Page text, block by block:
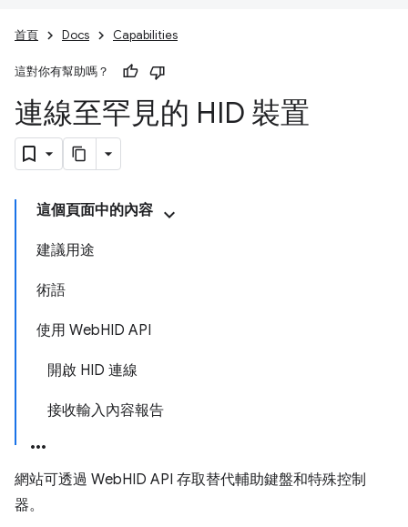
首頁 Docs Capabilities
這對你有幫助嗎？
連線至罕見的 HID 裝置
這個頁面中的內容
建議用途
術語
使用 WebHID API
開啟 HID 連線
接收輸入內容報告
網站可透過 WebHID API 存取替代輔助鍵盤和特殊控制
器。